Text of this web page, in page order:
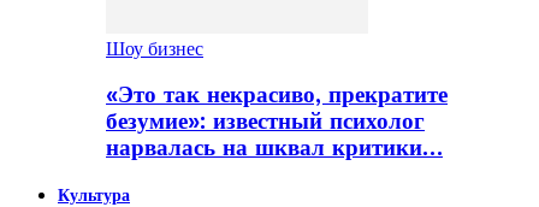
Шоу бизнес
«Это так некрасиво, прекратите
безумие»: известный психолог
нарвалась на шквал критики…
Культура